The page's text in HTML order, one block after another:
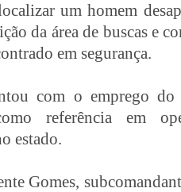
um homem
da área de buscas e
em segurança.
com o emprego
referência em
estado.
Gomes,